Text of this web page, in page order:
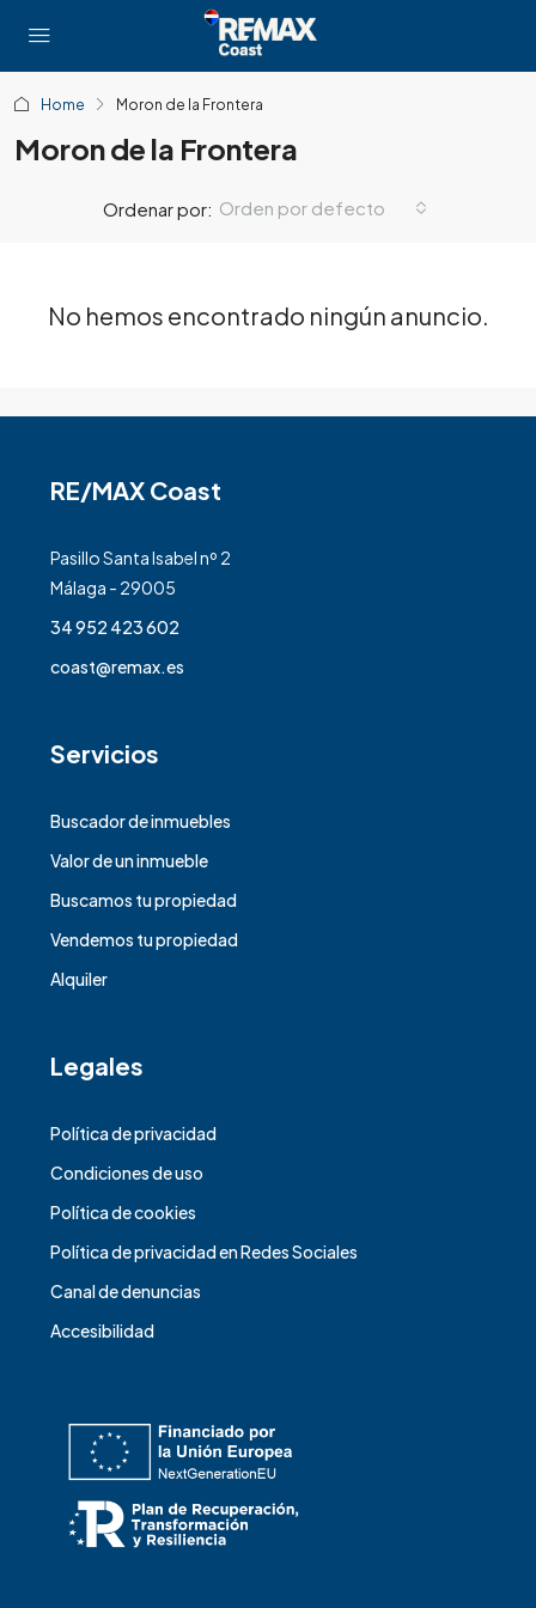
Home Moron de la Frontera
Moron de la Frontera
Ordenar por: Orden por defecto
No hemos encontrado ningún anuncio.
RE/MAX Coast
Pasillo Santa Isabel nº 2
Málaga - 29005
34 952 423 602
coast@remax.es
Servicios
Buscador de inmuebles
Valor de un inmueble
Buscamos tu propiedad
Vendemos tu propiedad
Alquiler
Legales
Política de privacidad
Condiciones de uso
Política de cookies
Política de privacidad en Redes Sociales
Canal de denuncias
Accesibilidad